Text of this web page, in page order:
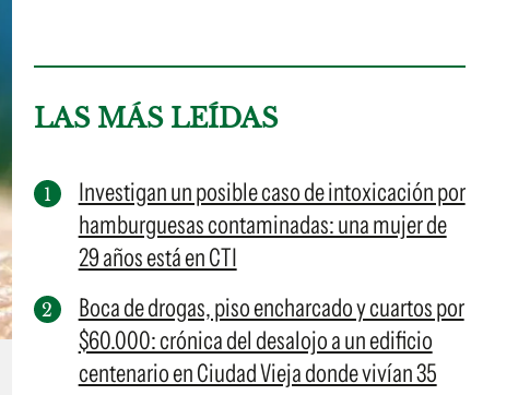
LAS MÁS LEÍDAS
Investigan un posible caso de intoxicación por
hamburguesas contaminadas: una mujer de
29 años está en CTI
Boca de drogas, piso encharcado y cuartos por
$60.000: crónica del desalojo a un edificio
centenario en Ciudad Vieja donde vivían 35